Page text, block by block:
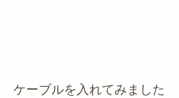
ケーブルを入れてみました